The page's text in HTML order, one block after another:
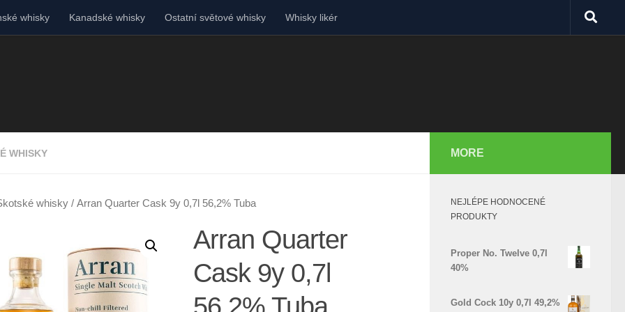
whisky Kanadské whisky Ostatní světové whisky Whisky likér
WHISKY
whisky / Arran Quarter Cask 9y 0,7l 56,2% Tuba
Arran Quarter
Cask 9y 0,7l
56,2% Tuba
MORE
NEJLÉPE HODNOCENÉ
PRODUKTY
Proper No. Twelve 0,7l
40%
Gold Cock 10y 0,7l 49,2%